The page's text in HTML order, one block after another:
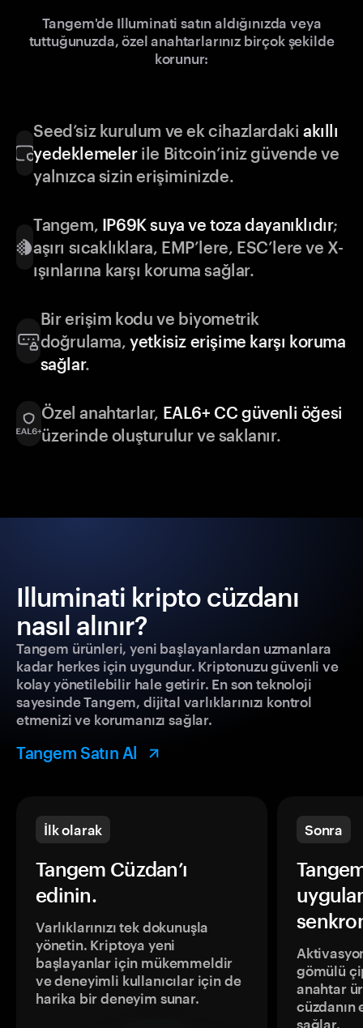
Tangem'de Illuminati satın aldığınızda veya
tuttuğunuzda, özel anahtarlarınız birçok şekilde
korunur:
Seed’siz kurulum ve ek cihazlardakiakıllı
yedeklemelerile Bitcoin’iniz güvende ve
yalnızca sizin erişiminizde.
Tangem, IP69K suya ve toza dayanıklıdır;
aşırı sıcaklıklara, EMP’lere, ESC’lere ve X-
ışınlarına karşı koruma sağlar.
Bir erişim kodu ve biyometrik
doğrulama,yetkisiz erişime karşı koruma
sağlar.
Özel anahtarlar, EAL6+ CC güvenli öğesi
üzerinde oluşturulur ve saklanır.
Illuminati kripto cüzdanı
nasıl alınır?
Tangem ürünleri, yeni başlayanlardan uzmanlara
kadar herkes için uygundur. Kriptonuzu güvenli ve
kolay yönetilebilir hale getirir. En son teknoloji
sayesinde Tangem, dijital varlıklarınızı kontrol
etmenizi ve korumanızı sağlar.
Tangem Satın Al
İlk olarak
Tangem Cüzdan’ı
edinin.
Varlıklarınızı tek dokunuşla
yönetin. Kriptoya yeni
başlayanlar için mükemmeldir
ve deneyimli kullanıcılar için de
harika bir deneyim sunar.
Sonra
gömülü
anahtar
sağlar.